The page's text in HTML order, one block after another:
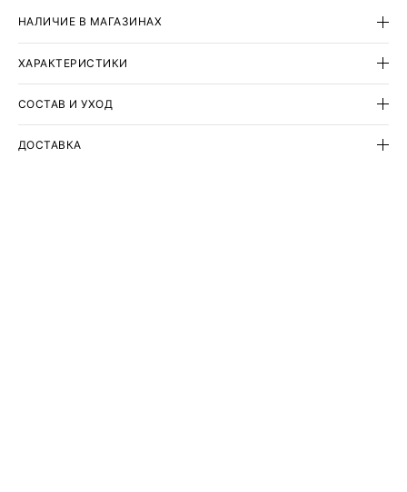
НАЛИЧИЕ В МАГАЗИНАХ
ХАРАКТЕРИСТИКИ
СОСТАВ И УХОД
ДОСТАВКА